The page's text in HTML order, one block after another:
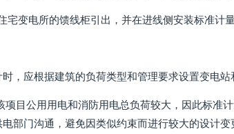
变电所的馈线柜引出，并在进线侧安装标准计
，应根据建筑的负荷类型和管理要求设置变电站
项目公用用电和消防用电总负荷较大，因此标准
部门沟通，避免因类似约束而进行较大的设计变